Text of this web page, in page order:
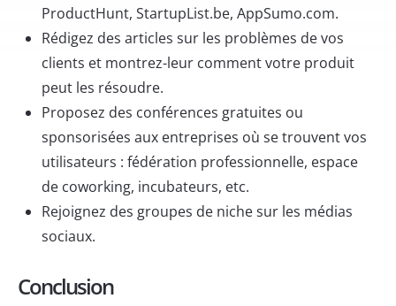
ProductHunt,StartupList.be,AppSumo.com.
Rédigez des articles sur les problèmes de vos
clients et montrez-leur comment votre produit
peut les résoudre.
Proposez des conférences gratuites ou
sponsorisées aux entreprises où se trouvent vos
utilisateurs : fédération professionnelle, espace
de coworking, incubateurs, etc.
Rejoignez des groupes de niche sur les médias
sociaux.
Conclusion